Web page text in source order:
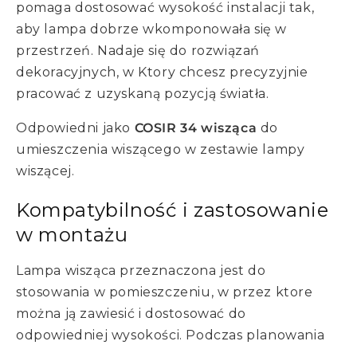
pomaga dostosować wysokość instalacji tak,
aby lampa dobrze wkomponowała się w
przestrzeń. Nadaje się do rozwiązań
dekoracyjnych, w Ktory chcesz precyzyjnie
pracować z uzyskaną pozycją światła.
Odpowiedni jako COSIR 34 wisząca do
umieszczenia wiszącego w zestawie lampy
wiszącej.
Kompatybilność i zastosowanie
w montażu
Lampa wisząca przeznaczona jest do
stosowania w pomieszczeniu, w przez ktore
można ją zawiesić i dostosować do
odpowiedniej wysokości. Podczas planowania